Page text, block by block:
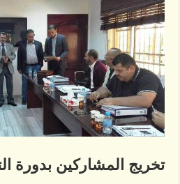
تخريج المشاركين بدورة